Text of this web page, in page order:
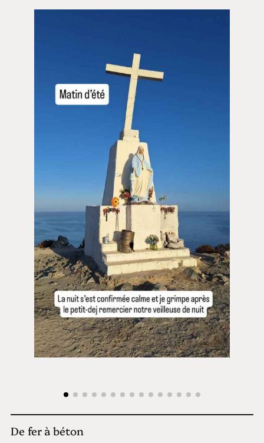
De fer à béton